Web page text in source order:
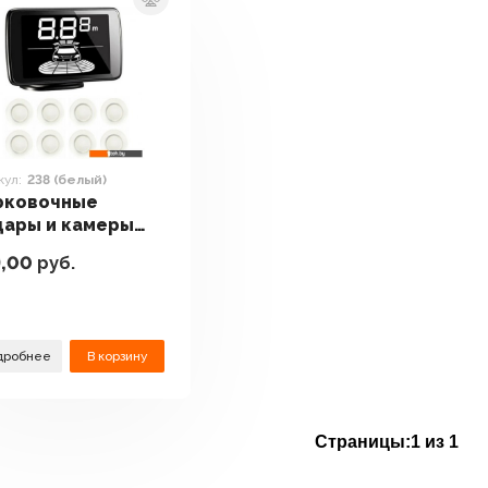
238 (белый)
и камеры
238
руб.
В корзину
Страницы:1 из 1